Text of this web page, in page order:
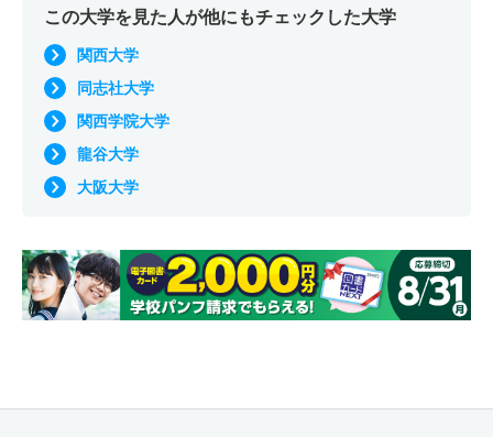
この大学を見た人が他にもチェックした大学
関西大学
同志社大学
関西学院大学
龍谷大学
大阪大学